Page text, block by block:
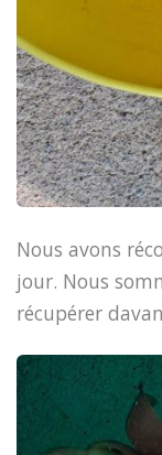
Nous avons
jour. Nous
récupérer